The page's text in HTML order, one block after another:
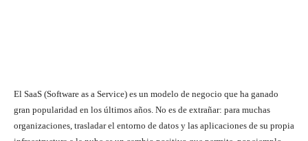
El SaaS (Software as a Service) es un modelo de negocio que ha ganado
gran popularidad en los últimos años. No es de extrañar: para muchas
organizaciones, trasladar el entorno de datos y las aplicaciones de su propia